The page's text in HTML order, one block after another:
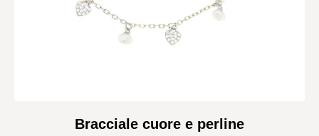
Bracciale cuore e perline